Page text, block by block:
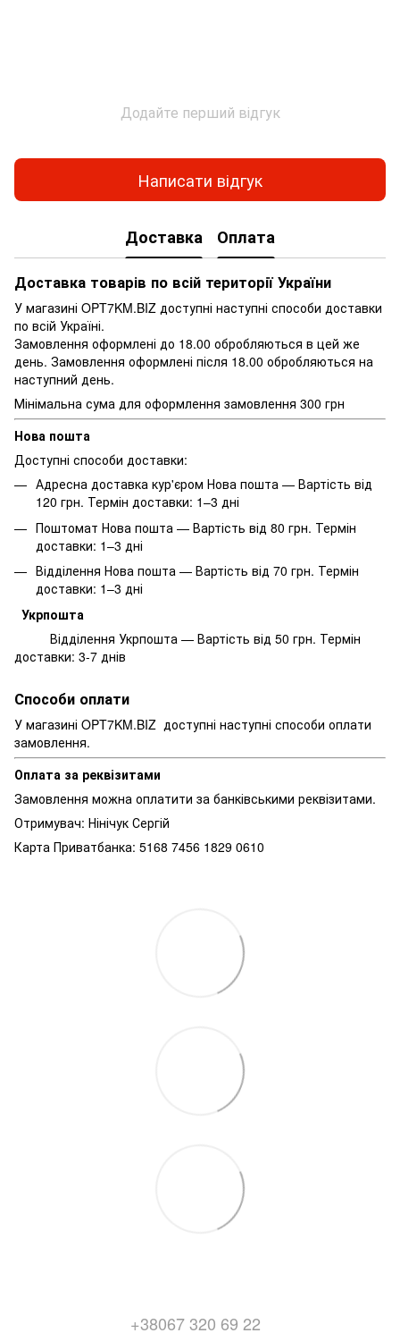
Додайте перший відгук
Написати відгук
Доставка Оплата
Доставка товарів по всій території України
У магазині OPT7KM.BIZ доступні наступні способи доставки
по всій Україні.
Замовлення оформлені до 18.00 обробляються в цей же
день. Замовлення оформлені після 18.00 обробляються на
наступний день.
Мінімальна сума для оформлення замовлення 300 грн
Нова пошта
Доступні способи доставки:
Адресна доставка кур'єром Нова пошта — Вартість від
120 грн. Термін доставки: 1–3 дні
Поштомат Нова пошта — Вартість від 80 грн. Термін
доставки: 1–3 дні
Відділення Нова пошта — Вартість від 70 грн. Термін
доставки: 1–3 дні
Укрпошта
Відділення Укрпошта — Вартість від 50 грн. Термін
доставки: 3-7 днів
Способи оплати
У магазині OPT7KM.BIZ доступні наступні способи оплати
замовлення.
Оплата за реквізитами
Замовлення можна оплатити за банківськими реквізитами.
Отримувач: Нінічук Сергій
Карта Приватбанка: 5168 7456 1829 0610
+38067 320 69 22